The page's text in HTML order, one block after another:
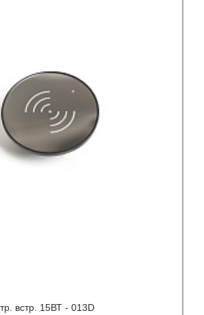
встр. 15ВТ - 013D